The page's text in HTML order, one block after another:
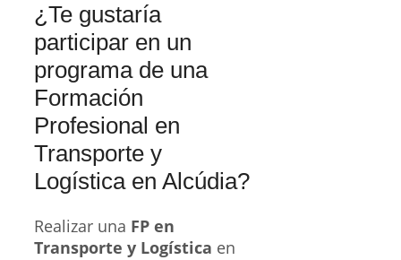
¿Te gustaría
participar en un
programa de una
Formación
Profesional en
Transporte y
Logística en Alcúdia?
Realizar una FP en
Transporte y Logística en